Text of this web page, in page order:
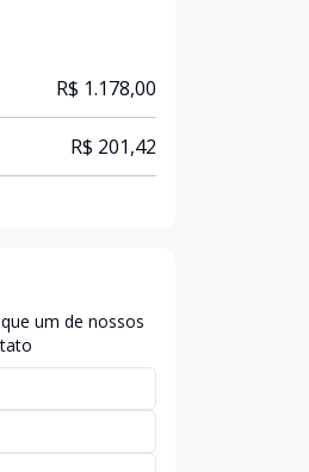
R$ 1.178,00
R$ 201,42
um de nossos